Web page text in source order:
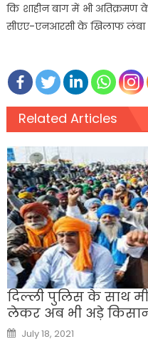
कि शाहीन बाग में भी अतिक्रमण
सीएए-एनआरसी के खिलाफ लंबा
Related Articles
दिल्ली पुलिस के साथ
लेकर अब भी अड़े
Posted
on
July 18, 2021